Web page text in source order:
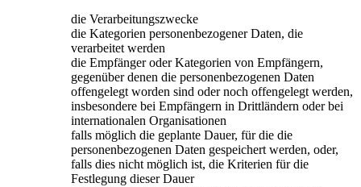
die Verarbeitungszwecke
die Kategorien personenbezogener Daten, die
verarbeitet werden
die Empfänger oder Kategorien von Empfängern,
gegenüber denen die personenbezogenen Daten
offengelegt worden sind oder noch offengelegt werden,
insbesondere bei Empfängern in Drittländern oder bei
internationalen Organisationen
falls möglich die geplante Dauer, für die die
personenbezogenen Daten gespeichert werden, oder,
falls dies nicht möglich ist, die Kriterien für die
Festlegung dieser Dauer